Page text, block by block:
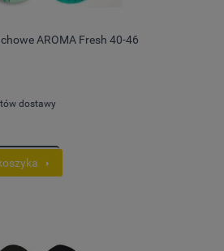
AROMA Fresh 40-46
dostawy